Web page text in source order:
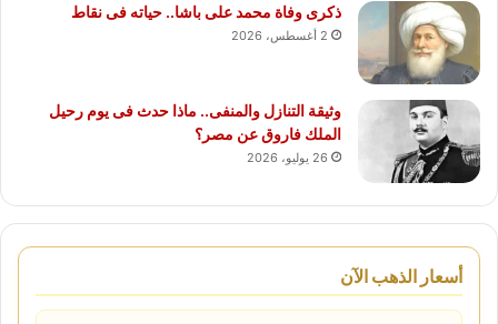
ذكرى وفاة محمد على باشا.. حياته فى نقاط
2 أغسطس، 2026
وثيقة التنازل والمنفى.. ماذا حدث فى يوم رحيل
الملك فاروق عن مصر؟
26 يوليو، 2026
أسعار الذهب الآن